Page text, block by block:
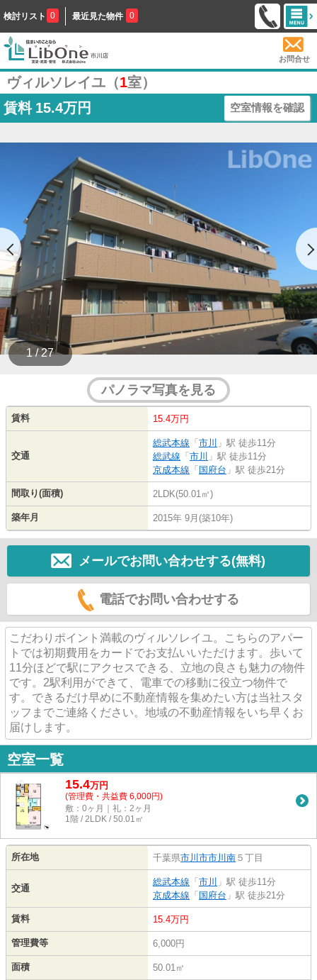
検討リスト 0 最近見た物件 0
お問合せ
ヴィルソレイユ（1室）
賃料 15.4万円 空室情報を確認
1 / 27
パノラマ写真を見る
賃料 15.4万円
交通
総武本線 「 市川 」駅 徒歩11分
総武線 「 市川 」駅 徒歩11分
京成本線 「 国府台 」駅 徒歩21分
間取り(面積) 2LDK(50.01㎡)
築年月 2015年 9月(築10年)
メールでお問い合わせする(無料)
電話でお問い合わせする
こだわりポイント満載のヴィルソレイユ。こちらのアパー
トでは初期費用をカードでお支払いいただけます。歩いて
11分ほどで駅にアクセスできる、立地の良さも魅力の物件
です。2駅利用ができて、電車での移動に役立つ物件で
す。できるだけ早めに不動産情報を集めたい方は当社スタ
ッフまでご連絡ください。地域の不動産情報をいち早くお
届けします。
空室一覧
15.4万円
(管理費・共益費 6,000円)
敷：0ヶ月｜礼：2ヶ月
1階 / 2LDK / 50.01㎡
所在地 千葉県市川市市川南 ５丁目
交通
総武本線 「 市川 」駅 徒歩11分
京成本線 「 国府台 」駅 徒歩21分
賃料 15.4万円
管理費等 6,000円
面積 50.01㎡